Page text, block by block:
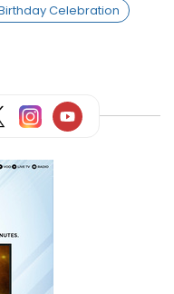
Celebration